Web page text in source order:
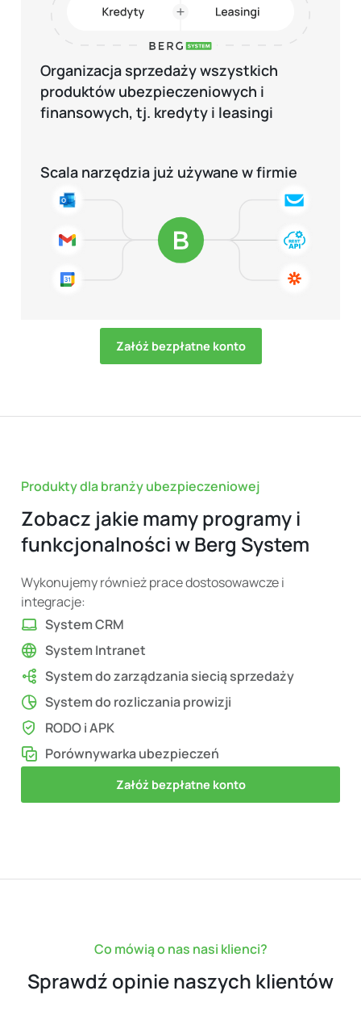
Organizacja sprzedaży wszystkich
produktów ubezpieczeniowych i
finansowych, tj. kredyty i leasingi
Scala narzędzia już używane w firmie
Załóż bezpłatne konto
Produkty dla branży ubezpieczeniowej
Zobacz jakie mamy programy i
funkcjonalności w Berg System
Wykonujemy również prace dostosowawcze i
integracje:
System CRM
System Intranet
System do zarządzania siecią sprzedaży
System do rozliczania prowizji
RODO i APK
Porównywarka ubezpieczeń
Załóż bezpłatne konto
Co mówią o nas nasi klienci?
Sprawdź opinie naszych klientów